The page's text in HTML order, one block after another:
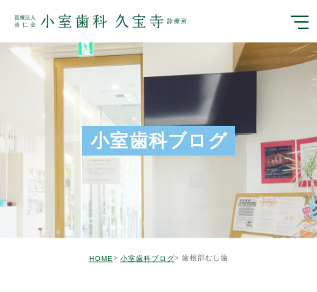
小室歯科ブログ
HOME 小室歯科ブログ 歯根部むし歯